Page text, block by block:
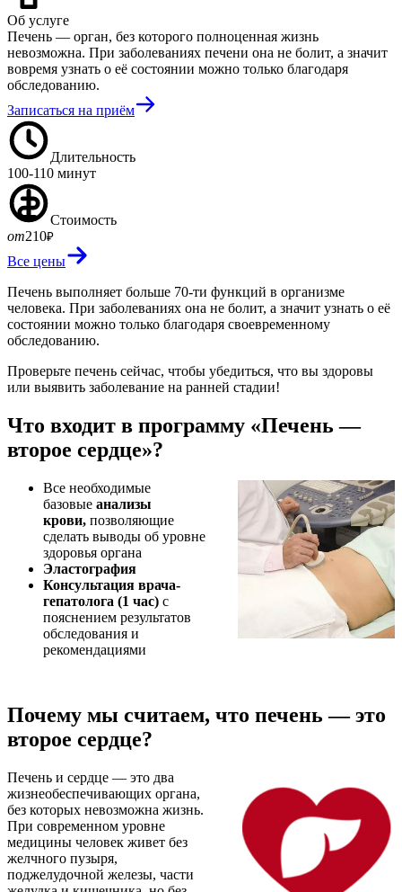
Об услуге
Печень — орган, без которого полноценная жизнь
невозможна. При заболеваниях печени она не болит, а значит
вовремя узнать о её состоянии можно только благодаря
обследованию.
Записаться на приём
Длительность
100-110 минут
Стоимость
от210₽
Все цены
Печень выполняет больше 70-ти функций в организме
человека. При заболеваниях она не болит, а значит узнать о её
состоянии можно только благодаря своевременному
обследованию.
Проверьте печень сейчас, чтобы убедиться, что вы здоровы
или выявить заболевание на ранней стадии!
Что входит в программу «Печень —
второе сердце»?
Все необходимые
базовые анализы
крови, позволяющие
сделать выводы об уровне
здоровья органа
Эластография
Консультация врача-
гепатолога (1 час) с
пояснением результатов
обследования и
рекомендациями
Почему мы считаем, что печень — это
второе сердце?
Печень и сердце — это два
жизнеобеспечивающих органа,
без которых невозможна жизнь.
При современном уровне
медицины человек живет без
желчного пузыря,
поджелудочной железы, части